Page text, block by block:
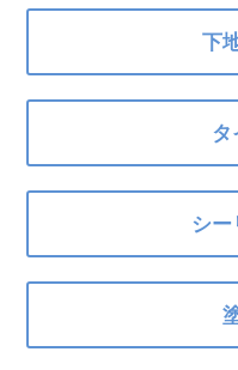
下
シー